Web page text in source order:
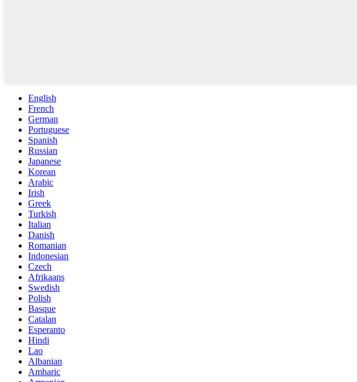
English
French
German
Portuguese
Spanish
Russian
Japanese
Korean
Arabic
Irish
Greek
Turkish
Italian
Danish
Romanian
Indonesian
Czech
Afrikaans
Swedish
Polish
Basque
Catalan
Esperanto
Hindi
Lao
Albanian
Amharic